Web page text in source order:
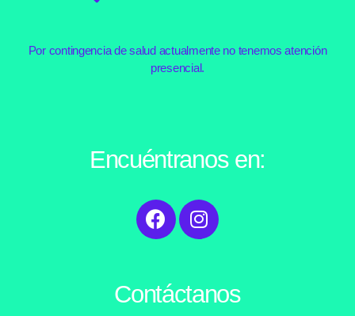
Por contingencia de salud actualmente no tenemos atención
presencial.
Encuéntranos en:
Contáctanos